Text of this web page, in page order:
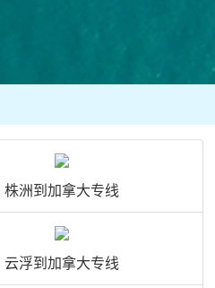
株洲到加拿大专线
云浮到加拿大专线